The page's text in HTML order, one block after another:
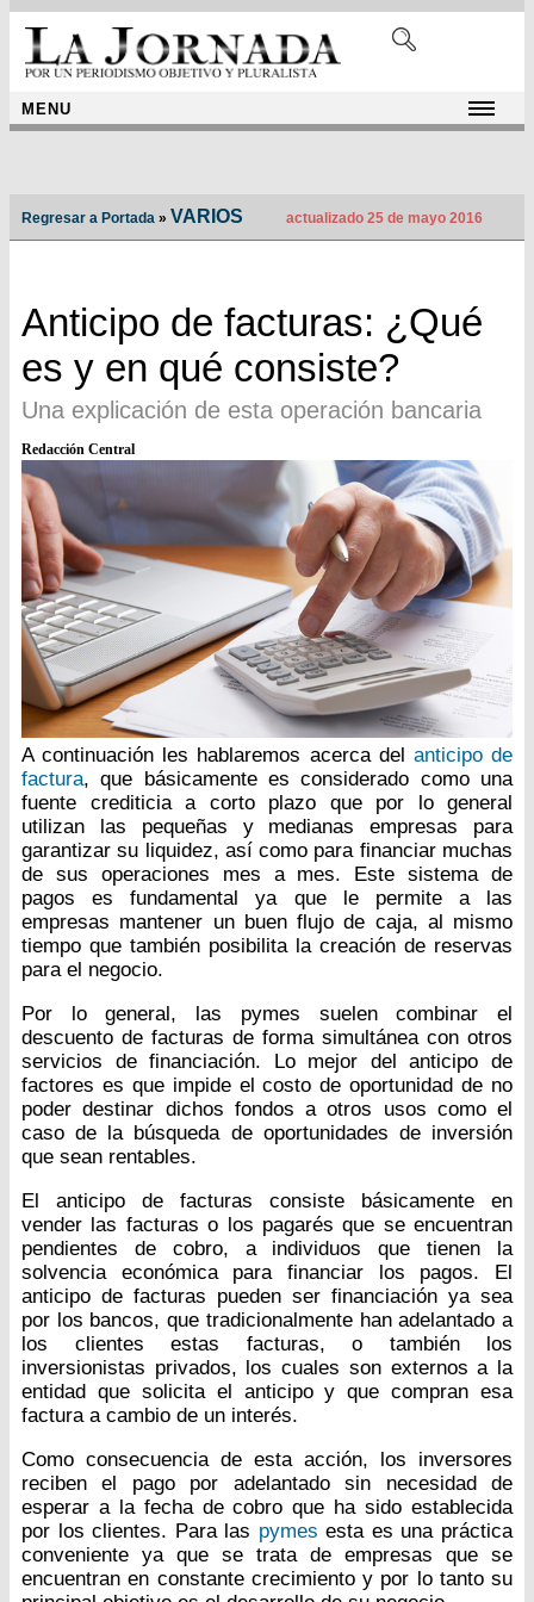
MENU
Regresar a Portada » VARIOS actualizado 25 de mayo 2016
Anticipo de facturas: ¿Qué
es y en qué consiste?
Una explicación de esta operación bancaria
Redacción Central
A continuación les hablaremos acerca del anticipo de
factura, que básicamente es considerado como una
fuente crediticia a corto plazo que por lo general
utilizan las pequeñas y medianas empresas para
garantizar su liquidez, así como para financiar muchas
de sus operaciones mes a mes. Este sistema de
pagos es fundamental ya que le permite a las
empresas mantener un buen flujo de caja, al mismo
tiempo que también posibilita la creación de reservas
para el negocio.
Por lo general, las pymes suelen combinar el
descuento de facturas de forma simultánea con otros
servicios de financiación. Lo mejor del anticipo de
factores es que impide el costo de oportunidad de no
poder destinar dichos fondos a otros usos como el
caso de la búsqueda de oportunidades de inversión
que sean rentables.
El anticipo de facturas consiste básicamente en
vender las facturas o los pagarés que se encuentran
pendientes de cobro, a individuos que tienen la
solvencia económica para financiar los pagos. El
anticipo de facturas pueden ser financiación ya sea
por los bancos, que tradicionalmente han adelantado a
los clientes estas facturas, o también los
inversionistas privados, los cuales son externos a la
entidad que solicita el anticipo y que compran esa
factura a cambio de un interés.
Como consecuencia de esta acción, los inversores
reciben el pago por adelantado sin necesidad de
esperar a la fecha de cobro que ha sido establecida
por los clientes. Para las pymes esta es una práctica
conveniente ya que se trata de empresas que se
encuentran en constante crecimiento y por lo tanto su